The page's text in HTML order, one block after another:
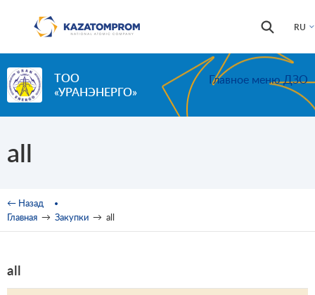
RU
Форма
Поиск
ТОО
«УРАНЭНЕРГО»
Главное меню ДЗО
all
Вы здесь
← Назад
Главная → Закупки → all
all